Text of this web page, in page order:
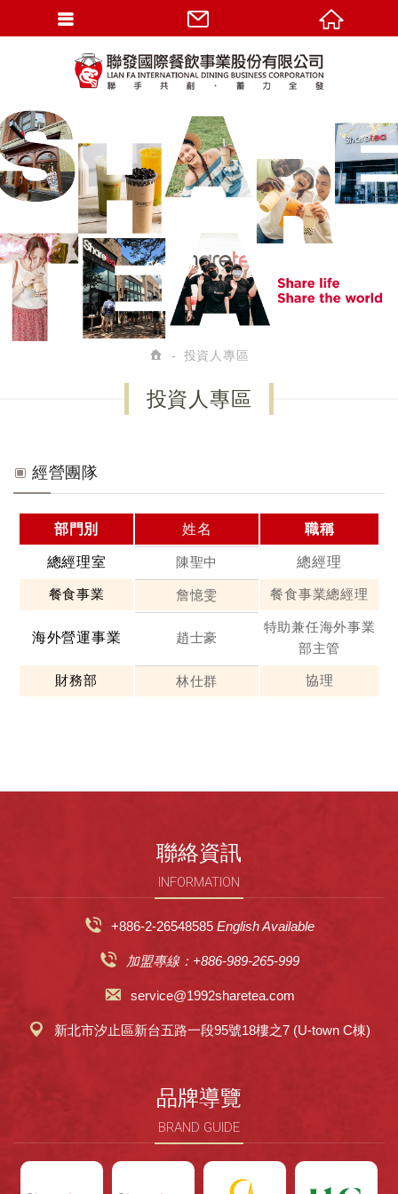
投資人專區
投資人專區
經營團隊
部門別 姓名 職稱
總經理室 陳聖中 總經理
餐食事業 詹憶雯 餐食事業總經理
海外營運事業 趙士豪
特助兼任海外事業
部主管
財務部 林仕群 協理
聯絡資訊
INFORMATION
+886-2-26548585 English Available
加盟專線：+886-989-265-999
service@1992sharetea.com
新北市汐止區新台五路一段95號18樓之7 (U-town C棟)
品牌導覽
BRAND GUIDE